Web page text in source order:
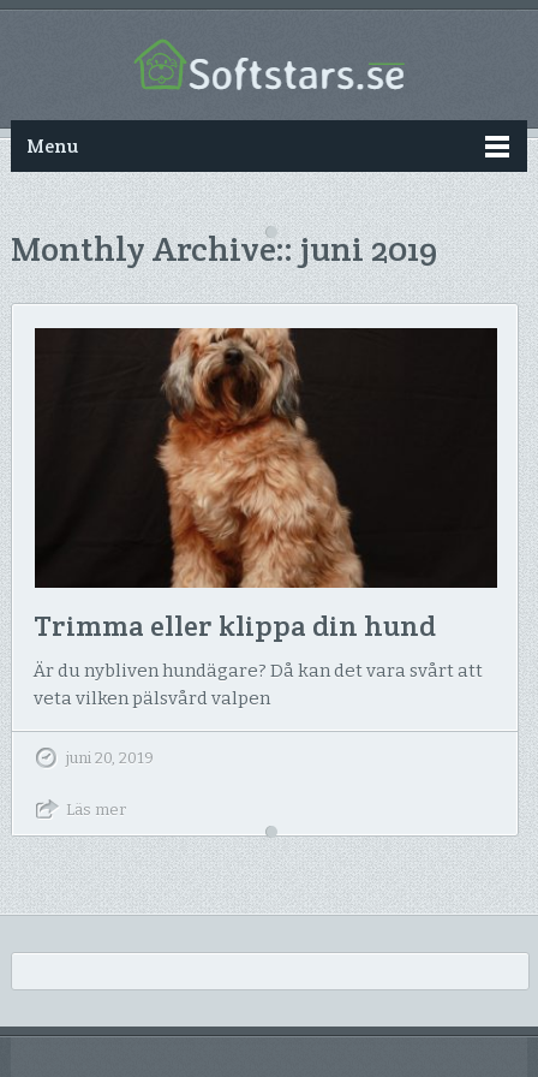
Menu
Monthly Archive::juni 2019
Trimma eller klippa din hund
Är du nybliven hundägare? Då kan det vara svårt att
veta vilken pälsvård valpen
juni 20, 2019
Läs mer